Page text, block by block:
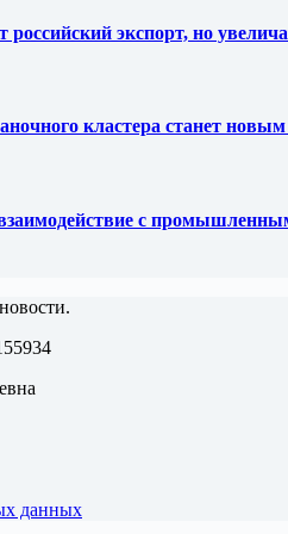
экспорт, но
кластера станет
с
данных